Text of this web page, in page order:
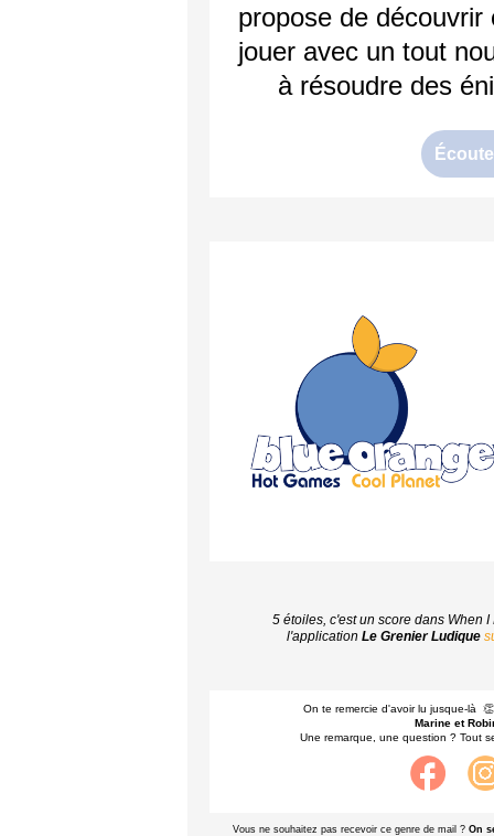
propose de
jouer avec un tout
à résoudre des
5 étoiles, c'est un score dans When
l'application Le Grenier Ludique
On te remercie d'avoir lu jusque-là
Marine et
Une remarque, une question ? Tout
Vous ne souhaitez pas recevoir ce genre de mail ? On